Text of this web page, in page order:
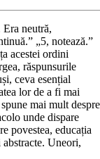
neutră,
„5, notează.”
acestei ordini
răspunsurile
ceva esențial
lor de a fi mai
mai mult despre
unde dispare
povestea, educația
Uneori,